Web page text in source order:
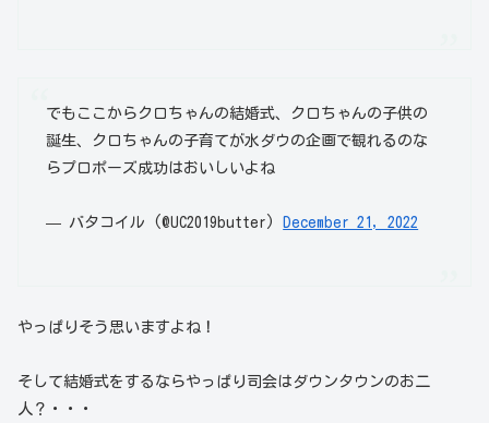
でもここからクロちゃんの結婚式、クロちゃんの子供の
誕生、クロちゃんの子育てが水ダウの企画で観れるのな
らプロポーズ成功はおいしいよね
— バタコイル (@UC2019butter) December 21, 2022
やっぱりそう思いますよね！
そして結婚式をするならやっぱり司会はダウンタウンのお二
人？・・・